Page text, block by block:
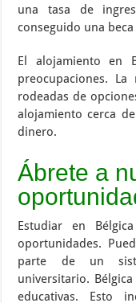
una tasa de
conseguido una
El alojamiento en
preocupaciones.
rodeadas de
alojamiento cerca
dinero.
Ábrete a
Estudiar en
oportunidades.
parte de un
universitario.
educativas. Esto